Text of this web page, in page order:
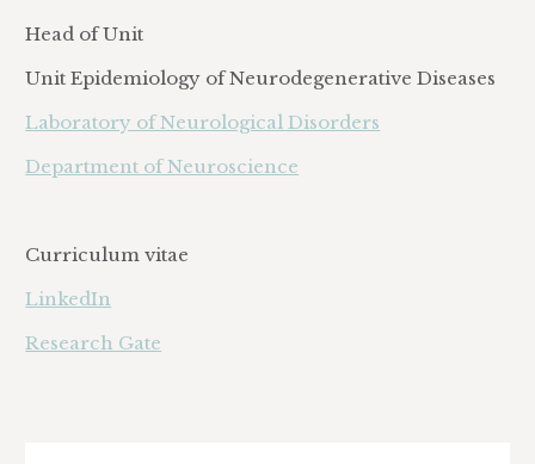
Head of Unit
Unit Epidemiology of Neurodegenerative Diseases
Laboratory of Neurological Disorders
Department of Neuroscience
Curriculum vitae
LinkedIn
Research Gate